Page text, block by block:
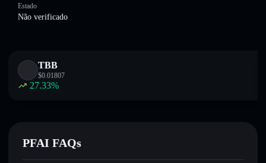
Estado
Não verificado
TBB
$0.01807
27.33%
PFAI FAQs